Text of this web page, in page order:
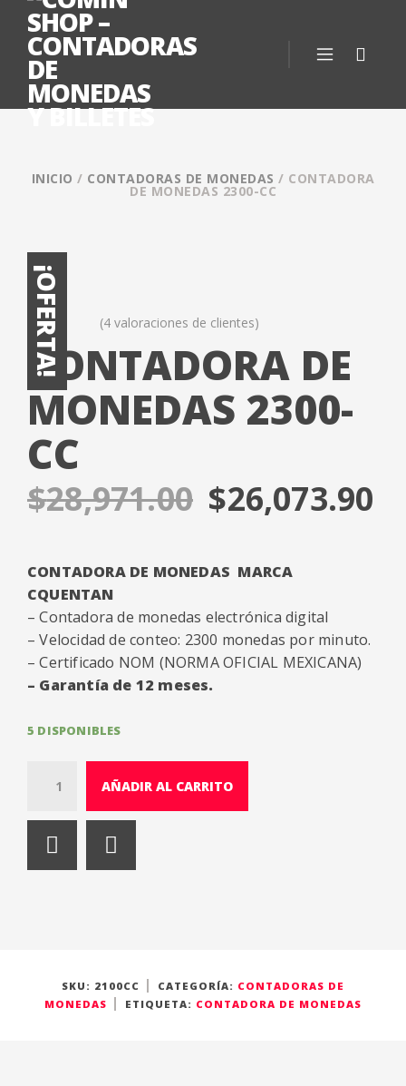
INICIO / CONTADORAS DE MONEDAS / CONTADORA
DE MONEDAS 2300-CC
¡OFERTA!
Valorado
5.00sobre 5
basado en
puntuaciones
de clientes
(4valoraciones de clientes)
CONTADORA DE
MONEDAS 2300-
CC
$28,971.00 $26,073.90
CONTADORA DE MONEDAS MARCA
CQUENTAN
– Contadora de monedas electrónica digital
– Velocidad de conteo: 2300 monedas por minuto.
– Certificado NOM (NORMA OFICIAL MEXICANA)
– Garantía de 12 meses.
5 DISPONIBLES
a
t
AÑADIR AL CARRITO
SKU: 2100CC CATEGORÍA: CONTADORAS DE
MONEDAS
ETIQUETA: CONTADORA DE MONEDAS